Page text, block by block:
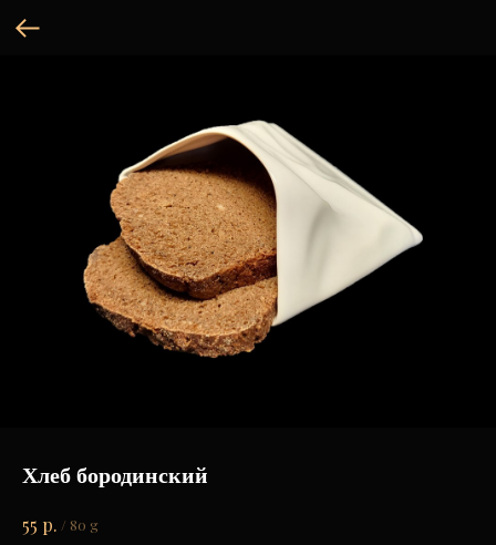
Хлеб бородинский
55 р. / 80 g